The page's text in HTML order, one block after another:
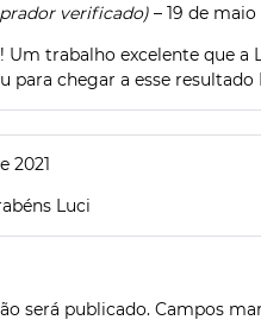
verificado) – 19 de maio
Um trabalho excelente que a
para chegar a esse
2021
Luci
será publicado. Campos